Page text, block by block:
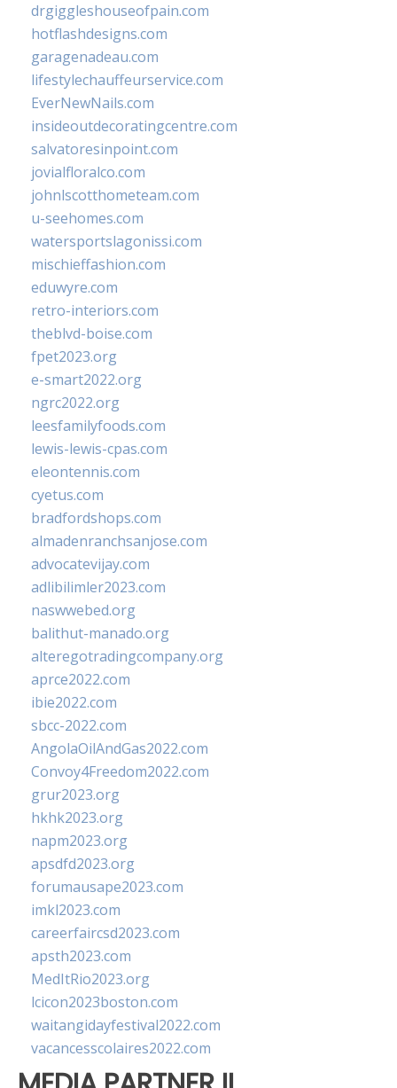
drgiggleshouseofpain.com
hotflashdesigns.com
garagenadeau.com
lifestylechauffeurservice.com
EverNewNails.com
insideoutdecoratingcentre.com
salvatoresinpoint.com
jovialfloralco.com
johnlscotthometeam.com
u-seehomes.com
watersportslagonissi.com
mischieffashion.com
eduwyre.com
retro-interiors.com
theblvd-boise.com
fpet2023.org
e-smart2022.org
ngrc2022.org
leesfamilyfoods.com
lewis-lewis-cpas.com
eleontennis.com
cyetus.com
bradfordshops.com
almadenranchsanjose.com
advocatevijay.com
adlibilimler2023.com
naswwebed.org
balithut-manado.org
alteregotradingcompany.org
aprce2022.com
ibie2022.com
sbcc-2022.com
AngolaOilAndGas2022.com
Convoy4Freedom2022.com
grur2023.org
hkhk2023.org
napm2023.org
apsdfd2023.org
forumausape2023.com
imkl2023.com
careerfaircsd2023.com
apsth2023.com
MedItRio2023.org
lcicon2023boston.com
waitangidayfestival2022.com
vacancesscolaires2022.com